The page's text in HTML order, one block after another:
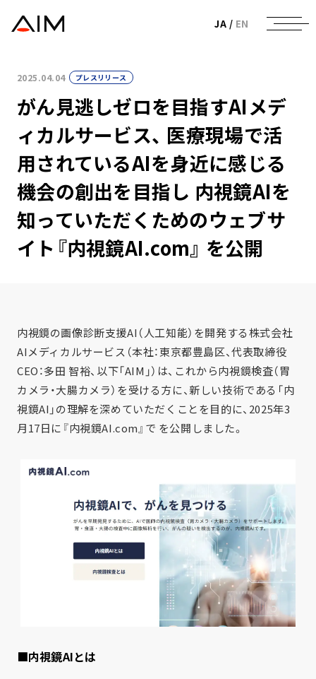
株式会社AIメディカルサービス
JA / EN
2025.04.04 プレスリリース
がん見逃しゼロを目指すAIメデ
ィカルサービス、 医療現場で活
用されているAIを身近に感じる
機会の創出を目指し 内視鏡AIを
知っていただくためのウェブサ
イト『内視鏡AI.com』 を公開
内視鏡の画像診断支援AI（人工知能）を開発する株式会社
AIメディカルサービス（本社：東京都豊島区、代表取締役
CEO：多田 智裕、以下「AIM」）は、これから内視鏡検査（胃
カメラ・大腸カメラ）を受ける方に、新しい技術である「内
視鏡AI」の理解を深めていただくことを目的に、2025年3
月17日に『内視鏡AI.com』で を公開しました。
■内視鏡AIとは